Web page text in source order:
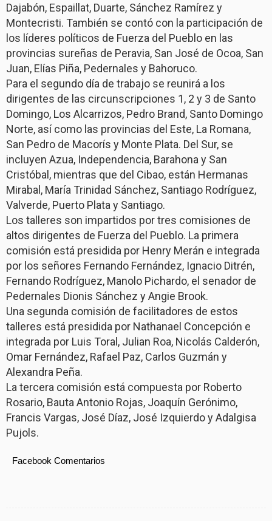
Dajabón, Espaillat, Duarte, Sánchez Ramírez y
Montecristi. También se contó con la participación de
los líderes políticos de Fuerza del Pueblo en las
provincias sureñas de Peravia, San José de Ocoa, San
Juan, Elías Piña, Pedernales y Bahoruco.
Para el segundo día de trabajo se reunirá a los
dirigentes de las circunscripciones 1, 2 y 3 de Santo
Domingo, Los Alcarrizos, Pedro Brand, Santo Domingo
Norte, así como las provincias del Este, La Romana,
San Pedro de Macorís y Monte Plata. Del Sur, se
incluyen Azua, Independencia, Barahona y San
Cristóbal, mientras que del Cibao, están Hermanas
Mirabal, María Trinidad Sánchez, Santiago Rodríguez,
Valverde, Puerto Plata y Santiago.
Los talleres son impartidos por tres comisiones de
altos dirigentes de Fuerza del Pueblo. La primera
comisión está presidida por Henry Merán e integrada
por los señores Fernando Fernández, Ignacio Ditrén,
Fernando Rodríguez, Manolo Pichardo, el senador de
Pedernales Dionis Sánchez y Angie Brook.
Una segunda comisión de facilitadores de estos
talleres está presidida por Nathanael Concepción e
integrada por Luis Toral, Julian Roa, Nicolás Calderón,
Omar Fernández, Rafael Paz, Carlos Guzmán y
Alexandra Peña.
La tercera comisión está compuesta por Roberto
Rosario, Bauta Antonio Rojas, Joaquín Gerónimo,
Francis Vargas, José Díaz, José Izquierdo y Adalgisa
Pujols.
Facebook Comentarios